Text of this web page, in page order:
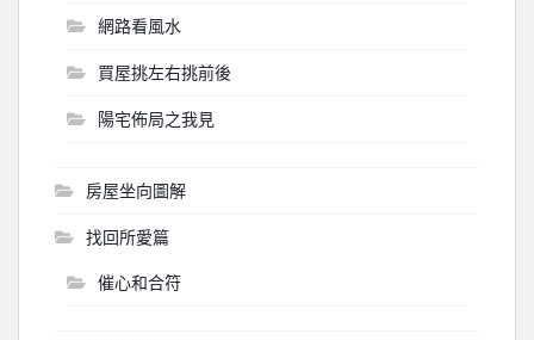
網路看風水
買屋挑左右挑前後
陽宅佈局之我見
房屋坐向圖解
找回所愛篇
催心和合符